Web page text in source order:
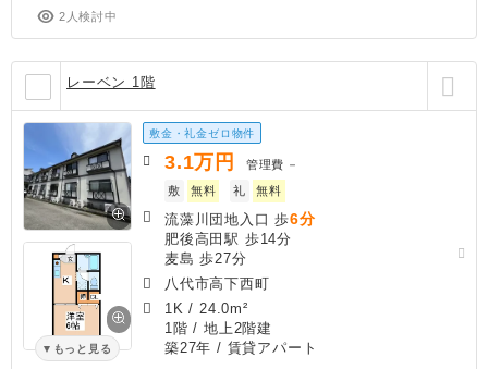
2人検討中
レーベン 1階
もっと見る
敷金・礼金ゼロ物件
3.1万円 管理費 －
敷
無料 礼 無料
流藻川団地入口 歩6分
肥後高田駅 歩14分
麦島 歩27分
八代市高下西町
1K / 24.0m²
1階 / 地上2階建
築27年 / 賃貸アパート